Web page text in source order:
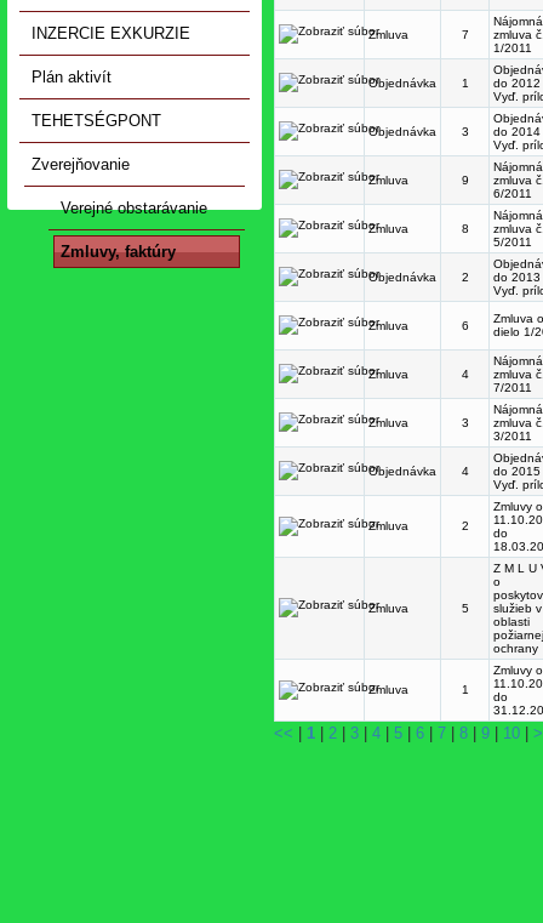
INZERCIE EXKURZIE
Plán aktivít
TEHETSÉGPONT
Zverejňovanie
Verejné obstarávanie
Zmluvy, faktúry
Zmluva 7
Nájomná
zmluva
1/2011
Objednávka 1
do 2012
Vyď.
Objednávka 3
do 2014
Vyď.
Zmluva 9
Nájomná
zmluva
6/2011
Zmluva 8
Nájomná
zmluva
5/2011
Objednávka 2
do 2013
Vyď.
Zmluva 6
Zmluva o
dielo 1/
Zmluva 4
Nájomná
zmluva
7/2011
Zmluva 3
Nájomná
zmluva
3/2011
Objednávka 4
do 2015
Vyď.
Zmluva 2
Zmluvy
do
Zmluva 5
Z M L U
o
služieb v
oblasti
požiarnej
ochrany
Zmluva 1
Zmluvy
do
<< 1 2 3 4 5 6 7 8 9 10